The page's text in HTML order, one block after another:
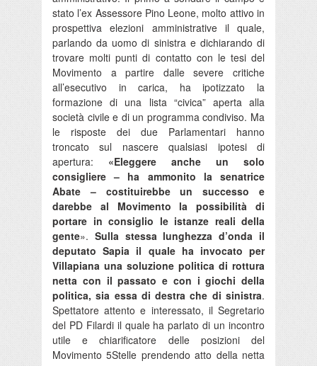
stato l’ex Assessore Pino Leone, molto attivo in
prospettiva elezioni amministrative il quale,
parlando da uomo di sinistra e dichiarando di
trovare molti punti di contatto con le tesi del
Movimento a partire dalle severe critiche
all’esecutivo in carica, ha ipotizzato la
formazione di una lista “civica” aperta alla
società civile e di un programma condiviso. Ma
le risposte dei due Parlamentari hanno
troncato sul nascere qualsiasi ipotesi di
apertura: «Eleggere anche un solo
consigliere – ha ammonito la senatrice
Abate – costituirebbe un successo e
darebbe al Movimento la possibilità di
portare in consiglio le istanze reali della
gente». Sulla stessa lunghezza d’onda il
deputato Sapia il quale ha invocato per
Villapiana una soluzione politica di rottura
netta con il passato e con i giochi della
politica, sia essa di destra che di sinistra.
Spettatore attento e interessato, il Segretario
del PD Filardi il quale ha parlato di un incontro
utile e chiarificatore delle posizioni del
Movimento 5Stelle prendendo atto della netta